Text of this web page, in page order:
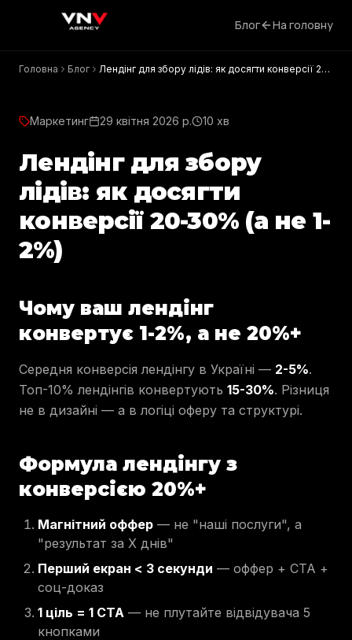
Блог На головну
Головна Блог
Лендінг для збору лідів: як досягти конверсії 20-
Маркетинг 29 квітня 2026 р. 10 хв
Лендінг для збору
лідів: як досягти
конверсії 20-30% (а не 1-
2%)
Чому ваш лендінг
конвертує 1-2%, а не 20%+
Середня конверсія лендінгу в Україні — 2-5%.
Топ-10% лендінгів конвертують 15-30%. Різниця
не в дизайні — а в логіці оферу та структурі.
Формула лендінгу з
конверсією 20%+
Магнітний оффер — не "наші послуги", а
"результат за X днів"
Перший екран < 3 секунди — оффер + CTA +
соц-доказ
1 ціль = 1 CTA — не плутайте відвідувача 5
кнопками